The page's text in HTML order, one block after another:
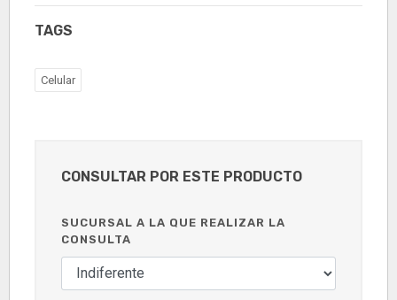
TAGS
Celular
CONSULTAR POR ESTE PRODUCTO
SUCURSAL A LA QUE REALIZAR LA
CONSULTA